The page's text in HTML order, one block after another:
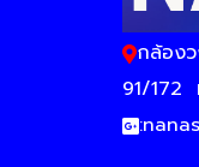
กล้องว
91/172
: